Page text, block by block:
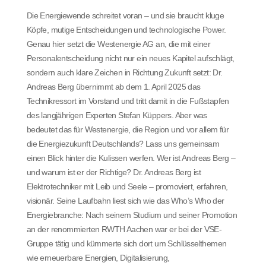
Die Energiewende schreitet voran – und sie braucht kluge
Köpfe, mutige Entscheidungen und technologische Power.
Genau hier setzt die Westenergie AG an, die mit einer
Personalentscheidung nicht nur ein neues Kapitel aufschlägt,
sondern auch klare Zeichen in Richtung Zukunft setzt: Dr.
Andreas Berg übernimmt ab dem 1. April 2025 das
Technikressort im Vorstand und tritt damit in die Fußstapfen
des langjährigen Experten Stefan Küppers. Aber was
bedeutet das für Westenergie, die Region und vor allem für
die Energiezukunft Deutschlands? Lass uns gemeinsam
einen Blick hinter die Kulissen werfen. Wer ist Andreas Berg –
und warum ist er der Richtige? Dr. Andreas Berg ist
Elektrotechniker mit Leib und Seele – promoviert, erfahren,
visionär. Seine Laufbahn liest sich wie das Who’s Who der
Energiebranche: Nach seinem Studium und seiner Promotion
an der renommierten RWTH Aachen war er bei der VSE-
Gruppe tätig und kümmerte sich dort um Schlüsselthemen
wie erneuerbare Energien, Digitalisierung,